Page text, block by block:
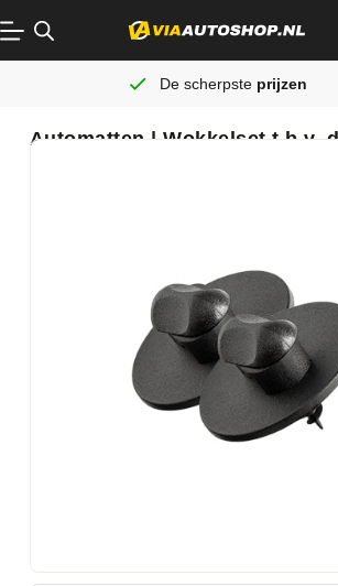
De scherpste prijzen
Automatten | Wokkelset t.b.v.